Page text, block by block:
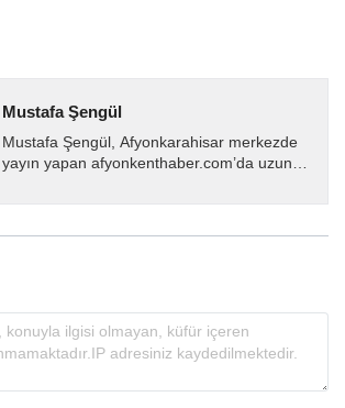
Mustafa Şengül
Mustafa Şengül, Afyonkarahisar merkezde
yayın yapan afyonkenthaber.com’da uzun
almakta, haber akışı...